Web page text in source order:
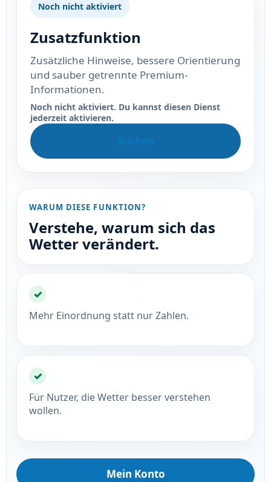
Noch nicht aktiviert
Zusatzfunktion
Zusätzliche Hinweise, bessere Orientierung
und sauber getrennte Premium-
Informationen.
Noch nicht aktiviert. Du kannst diesen Dienst
jederzeit aktivieren.
WARUM DIESE FUNKTION?
Verstehe, warum sich das
Wetter verändert.
✓
Mehr Einordnung statt nur Zahlen.
✓
Für Nutzer, die Wetter besser verstehen
wollen.
Mein Konto